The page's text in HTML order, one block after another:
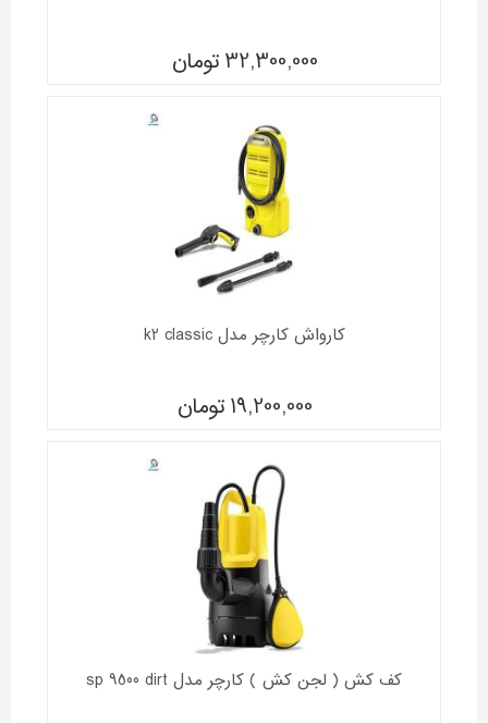
32,300,000 تومان
کارواش کارچر مدل k2 classic
19,200,000 تومان
کف کش ( لجن کش ) کارچر مدل sp 9500 dirt